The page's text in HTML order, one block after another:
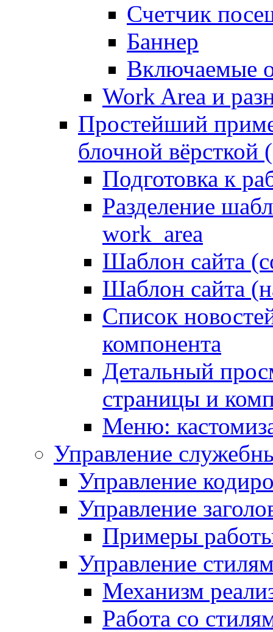
Счетчик
Баннер
Включаемые
Work Area и
Простейший
блочной вёрсткой
Подготовка к
Разделение
work_area
Шаблон сайта
Шаблон сайта
Список
компонента
Детальный
страницы и
Меню:
Управление
Управление
Управление
Примеры
Управление
Механизм
Работа со